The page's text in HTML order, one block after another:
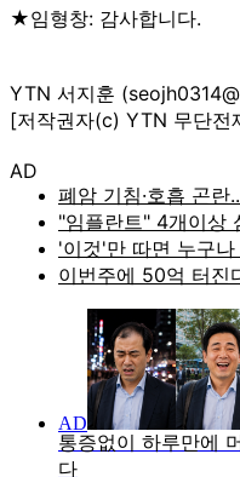
★임형창: 감사합니다.
YTN 서지훈
[저작권자(c) YTN 무단전
AD